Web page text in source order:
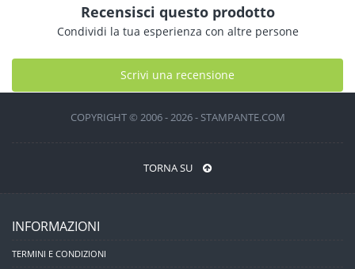
Recensisci questo prodotto
Condividi la tua esperienza con altre persone
Scrivi una recensione
COPYRIGHT © 2006 - 2026 - STAMPANTE.COM
TORNA SU
INFORMAZIONI
TERMINI E CONDIZIONI